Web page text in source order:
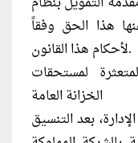
هذا الحق وفقاً
لأحكام هذا القانون.
لمستحقات
الخزانة العامة
(23): لمجلس الإدارة، بعد التنسيق